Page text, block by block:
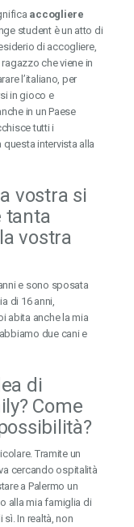
accogliere
student è un atto di
di accogliere,
che viene in
l’italiano, per
in gioco e
in un Paese
tutti i
intervista alla
vostra si
tanta
vostra
e sono sposata
di 16 anni,
abita anche la mia
due cani e
di
Come
Tramite un
cercando ospitalità
a Palermo un
alla mia famiglia di
In realtà, non